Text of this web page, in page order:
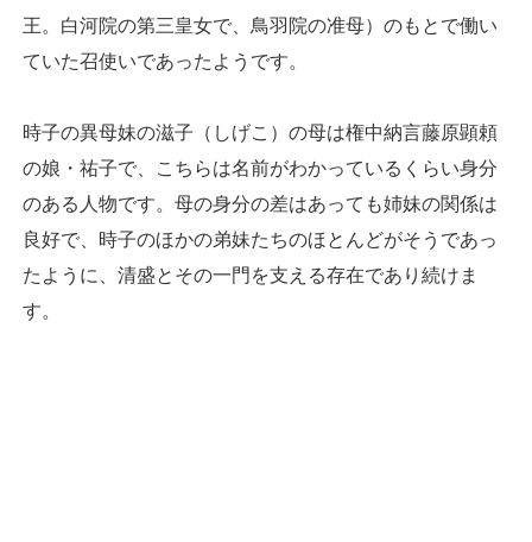
王。白河院の第三皇女で、鳥羽院の准母）のもとで働い
ていた召使いであったようです。
時子の異母妹の滋子（しげこ）の母は権中納言藤原顕頼
の娘・祐子で、こちらは名前がわかっているくらい身分
のある人物です。母の身分の差はあっても姉妹の関係は
良好で、時子のほかの弟妹たちのほとんどがそうであっ
たように、清盛とその一門を支える存在であり続けま
す。